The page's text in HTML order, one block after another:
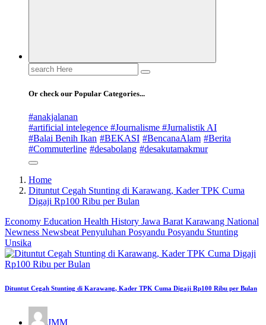
Search
for:
Or check our Popular Categories...
#anakjalanan
#artificial intelegence #Journalisme #Jurnalistik AI
#Balai Benih Ikan #BEKASI #BencanaAlam #Berita
#Commuterline #desabolang #desakutamakmur
Home
Dituntut Cegah Stunting di Karawang, Kader TPK Cuma
Digaji Rp100 Ribu per Bulan
Economy Education Health History Jawa Barat Karawang National
Newness Newsbeat Penyuluhan Posyandu Posyandu Stunting
Unsika
Dituntut Cegah Stunting di Karawang, Kader TPK Cuma Digaji Rp100 Ribu per Bulan
JMM